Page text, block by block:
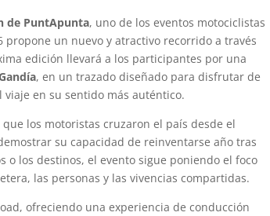
de PuntApunta, uno de los eventos motociclistas
un nuevo y atractivo recorrido a través
edición llevará a los participantes por una
, en un trazado diseñado para disfrutar de
en su sentido más auténtico.
los motoristas cruzaron el país desde el
su capacidad de reinventarse año tras
o los destinos, el evento sigue poniendo el foco
las personas y las vivencias compartidas.
ofreciendo una experiencia de conducción